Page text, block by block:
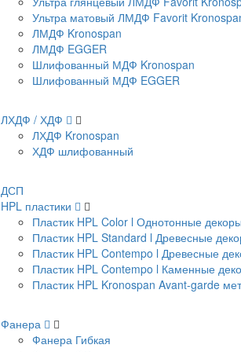
Ультра матовый ЛМДФ Favorit
ЛМДФ Kronospan
ЛМДФ EGGER
Шлифованный МДФ Kronospan
Шлифованный МДФ EGGER
ЛХДФ / ХДФ
ЛХДФ Kronospan
ХДФ шлифованный
ДСП
HPL пластики
Пластик HPL Color l Однотонные декоры
Пластик HPL Standard l Древесные
Пластик HPL Contempo l Древесные
Пластик HPL Contempo l Каменные
Пластик HPL Kronospan Avant-garde
Фанера
Фанера Гибкая